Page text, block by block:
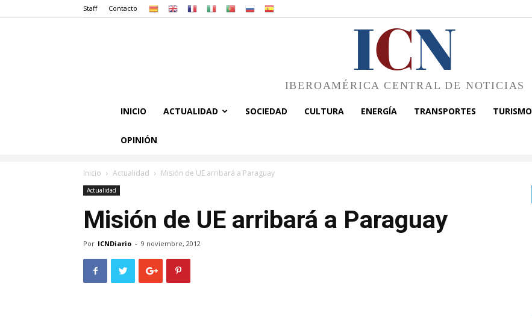
Staff Contacto
ICN
IBEROAMÉRICA CENTRAL DE NOTICIAS
INICIO ACTUALIDAD SOCIEDAD CULTURA ENERGÍA TRANSPORTES TURISMO
OPINIÓN
Inicio Actualidad Misión de UE arribará a Paraguay
Actualidad
Misión de UE arribará a Paraguay
Por ICNDiario - 9 noviembre, 2012